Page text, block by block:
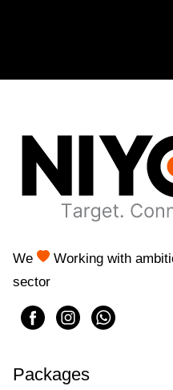
We
Working with
sector
Packages